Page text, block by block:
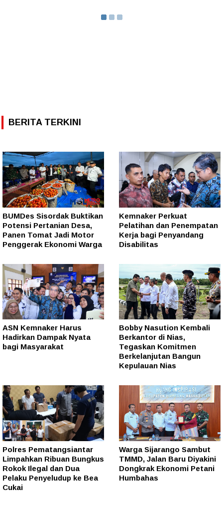
BERITA TERKINI
BUMDes Sisordak Buktikan
Potensi Pertanian Desa,
Panen Tomat Jadi Motor
Penggerak Ekonomi Warga
Kemnaker Perkuat
Pelatihan dan Penempatan
Kerja bagi Penyandang
Disabilitas
ASN Kemnaker Harus
Hadirkan Dampak Nyata
bagi Masyarakat
Bobby Nasution Kembali
Berkantor di Nias,
Tegaskan Komitmen
Berkelanjutan Bangun
Kepulauan Nias
Polres Pematangsiantar
Limpahkan Ribuan Bungkus
Rokok Ilegal dan Dua
Pelaku Penyeludup ke Bea
Cukai
Warga Sijarango Sambut
TMMD, Jalan Baru Diyakini
Dongkrak Ekonomi Petani
Humbahas